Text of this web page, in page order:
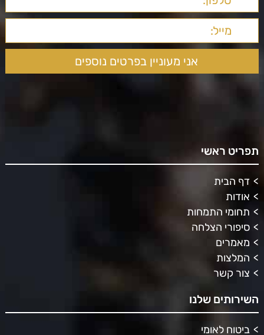
תפריט ראשי
דף הבית
אודות
תחומי התמחות
סיפורי הצלחה
מאמרים
המלצות
צור קשר
השירותים שלנו
ביטוח לאומי